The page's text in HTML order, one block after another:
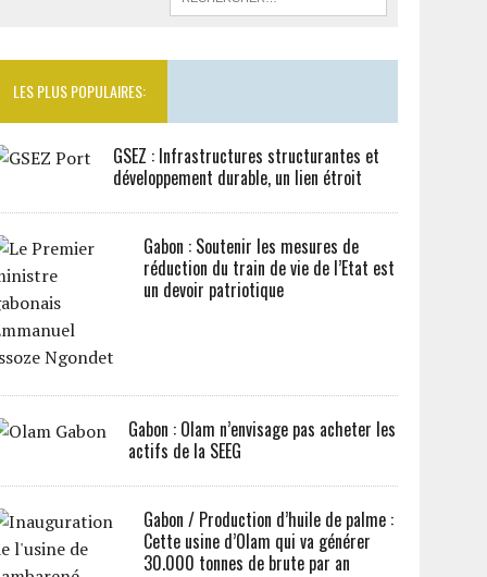
LES PLUS POPULAIRES:
GSEZ : Infrastructures structurantes et
développement durable, un lien étroit
Gabon : Soutenir les mesures de
réduction du train de vie de l’Etat est
un devoir patriotique
Gabon : Olam n’envisage pas acheter les
actifs de la SEEG
Gabon / Production d’huile de palme :
Cette usine d’Olam qui va générer
30.000 tonnes de brute par an